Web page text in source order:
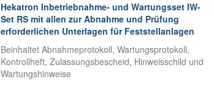
Hekatron Inbetriebnahme- und Wartungsset IW-
Set RS mit allen zur Abnahme und Prüfung
erforderlichen Unterlagen für Feststellanlagen
Beinhaltet Abnahmeprotokoll, Wartungsprotokoll,
Kontrollheft, Zulassungsbescheid, Hinweisschild und
Wartungshinweise